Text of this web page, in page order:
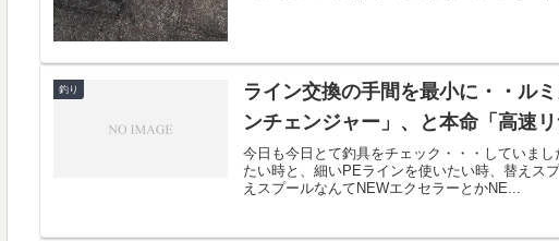
釣り
ライン交換の手間を最小に・・ル
ンチェンジャー」、と本命「高速リ
今日も今日とて釣具をチェック・・・していま
たい時と、細いPEラインを使いたい時、替えス
えスプールなんてNEWエクセラーとかNE...